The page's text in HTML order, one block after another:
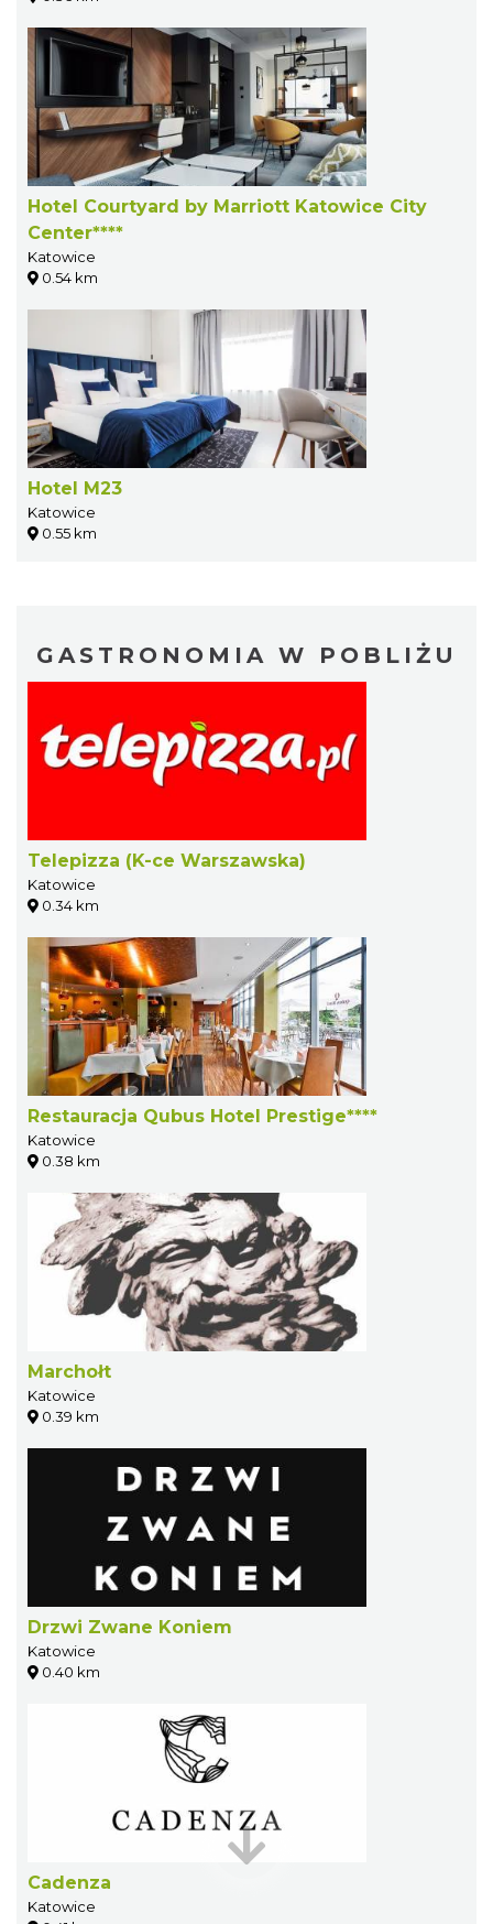
Hotel Courtyard by Marriott Katowice City
Center****
Katowice
0.54 km
Hotel M23
Katowice
0.55 km
GASTRONOMIA W POBLIŻU
Telepizza (K-ce Warszawska)
Katowice
0.34 km
Restauracja Qubus Hotel Prestige****
Katowice
0.38 km
Marchołt
Katowice
0.39 km
Drzwi Zwane Koniem
Katowice
0.40 km
Cadenza
Katowice